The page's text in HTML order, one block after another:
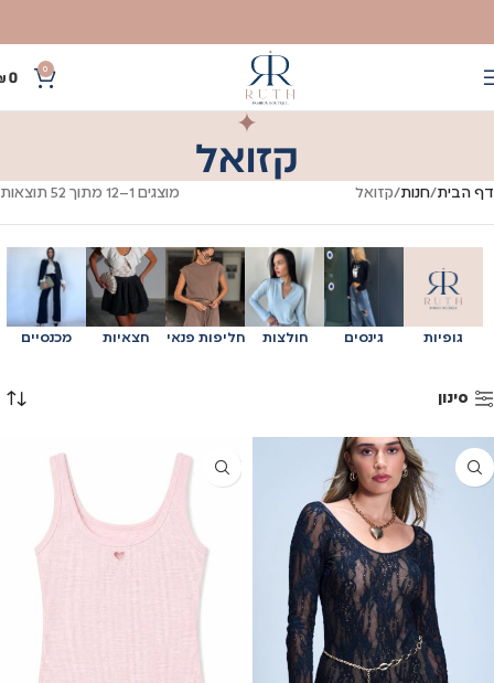
0
0
קזואל
דף הבית חנות קזואל מוצגים 1–12 מתוך 52 תוצאות
גופיות גינסים חולצות חליפות פנאי חצאיות מכנסיים
סינון